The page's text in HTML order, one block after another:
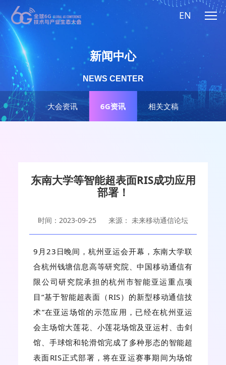
EN
大会资讯 6G资讯 相关文稿
新闻中心
NEWS CENTER
东南大学等智能超表面RIS成功应用
部署！
时间：2023-09-25 来源： 未来移动通信论坛
9月23日晚间，杭州亚运会开幕，东南大学联
合杭州钱塘信息高等研究院、中国移动通信有
限公司研究院承担的杭州市智能亚运重点项
目“基于智能超表面（RIS）的新型移动通信技
术”在亚运场馆的示范应用，已经在杭州亚运
会主场馆大莲花、小莲花场馆及亚运村、击剑
馆、手球馆和轮滑馆完成了多种形态的智能超
表面RIS正式部署，将在亚运赛事期间为场馆